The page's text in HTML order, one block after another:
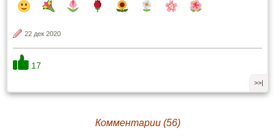
22 дек 2020
17
>>|
Комментарии (56)